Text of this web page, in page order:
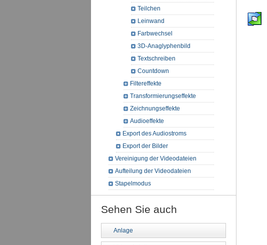
Teilchen
Leinwand
Farbwechsel
3D-Anaglyphenbild
Textschreiben
Countdown
Filtereffekte
Transformierungseffekte
Zeichnungseffekte
Audioeffekte
Export des Audiostroms
Export der Bilder
Vereinigung der Videodateien
Aufteilung der Videodateien
Stapelmodus
Sehen Sie auch
Anlage